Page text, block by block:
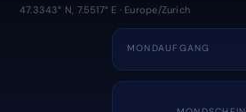
47.3343° N, 7.5517° E · Europe/Zurich
MONDAUFGANG